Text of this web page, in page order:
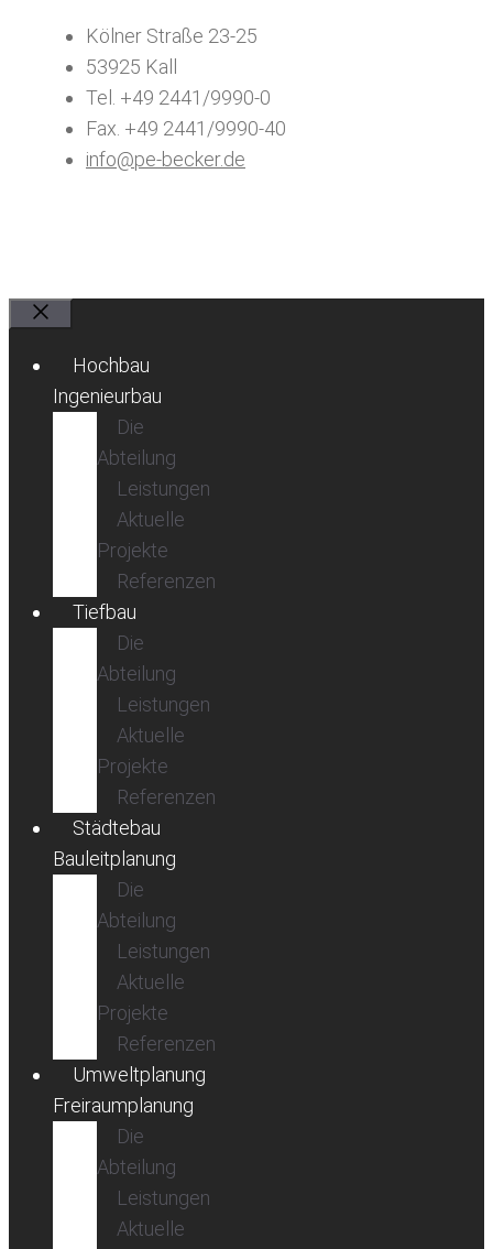
Kölner Straße 23-25
53925 Kall
Tel. +49 2441/9990-0
Fax. +49 2441/9990-40
info@pe-becker.de
Hochbau
Ingenieurbau
Die
Abteilung
Leistungen
Aktuelle
Projekte
Referenzen
Tiefbau
Die
Abteilung
Leistungen
Aktuelle
Projekte
Referenzen
Städtebau
Bauleitplanung
Die
Abteilung
Leistungen
Aktuelle
Projekte
Referenzen
Umweltplanung
Freiraumplanung
Die
Abteilung
Leistungen
Aktuelle